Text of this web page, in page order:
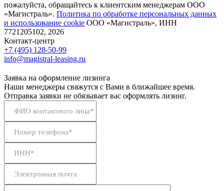
пожалуйста, обращайтесь к клиентским менеджерам ООО
«Магистраль». Политика по обработке персональных данных
и использование сookie ООО «Магистраль», ИНН
7721205102, 2026
Контакт-центр
+7 (495) 128-50-99
info@magistral-leasing.ru
Заявка на оформление лизинга
Наши менеджеры свяжутся с Вами в ближайшее время.
Отправка заявки не обязывает вас оформлять лизинг.
ФИО контактного лица*
Номер телефона*
ИНН*
Электронная почта